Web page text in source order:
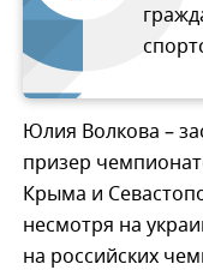
Юлия Волкова –
призер
Крыма и
несмотря на
на российских